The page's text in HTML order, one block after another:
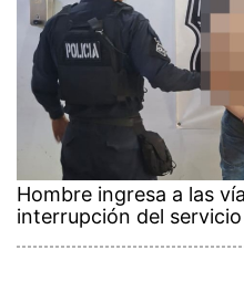
Hombre ingresa a las
interrupción del servicio